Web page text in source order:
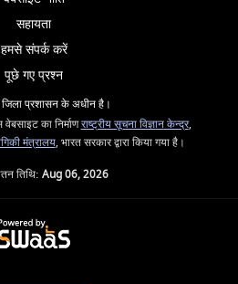
सहायता
हमसे संपर्क करें
पूछे गए प्रश्न
जिला प्रशासन के अधीन है।
वेबसाइट का निर्माणराष्ट्रीय सूचना विज्ञान केन्द्र,
मंत्रालय, भारत सरकार द्वारा किया गया है।
तिथि: Aug 06, 2026